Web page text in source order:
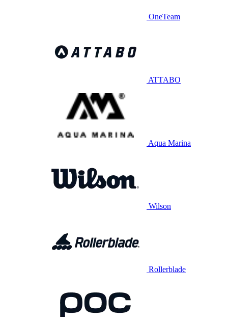
OneTeam
ATTABO
Aqua Marina
Wilson
Rollerblade